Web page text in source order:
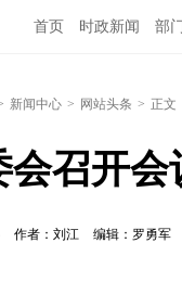
首页 时政新闻 部
新闻中心 > 网站头条 > 正文
会召开
作者：刘江 编辑：罗勇军